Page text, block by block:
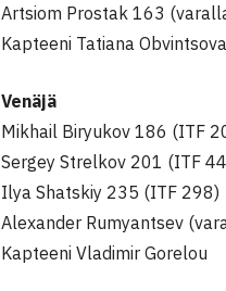
Artsiom Prostak 163
Kapteeni Tatiana Obvintsova
Venäjä
Mikhail Biryukov 186 (ITF
Sergey Strelkov 201 (ITF
Ilya Shatskiy 235 (ITF 298)
Alexander Rumyantsev
Kapteeni Vladimir Gorelou